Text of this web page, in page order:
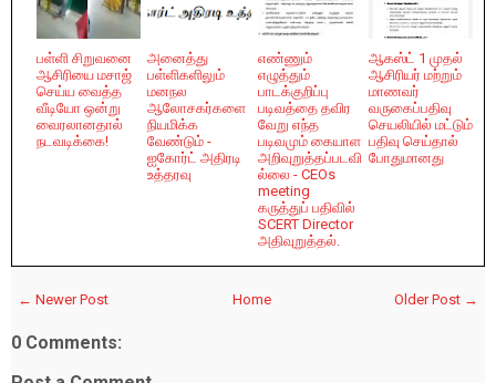
பள்ளி சிறுவனை
ஆசிரியை மசாஜ்
செய்ய வைத்த
வீடியோ ஒன்று
வைரலானதால்
நடவடிக்கை!
அனைத்து
பள்ளிகளிலும்
மனநல
ஆலோசகர்களை
நியமிக்க
வேண்டும் -
ஐகோர்ட் அதிரடி
உத்தரவு
எண்ணும்
எழுத்தும்
பாடக்குறிப்பு
படிவத்தை தவிர
வேறு எந்த
படிவமும் கையாள
அறிவுறுத்தப்படவி
ல்லை - CEOs
meeting
கருத்துப் பதிவில்
SCERT Director
அதிவுறுத்தல்.
ஆகஸ்ட் 1 முதல்
ஆசிரியர் மற்றும்
மாணவர்
வருகைப்பதிவு
செயலியில் மட்டும்
பதிவு செய்தால்
போதுமானது
← Newer Post Older Post →
Home
0 Comments: